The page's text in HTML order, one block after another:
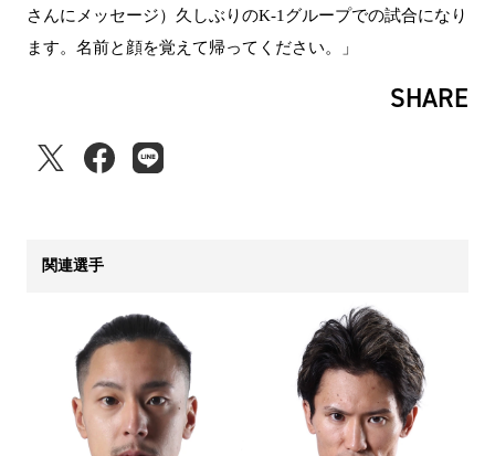
さんにメッセージ）久しぶりのK-1グループでの試合になり
ます。名前と顔を覚えて帰ってください。」
SHARE
関連選手